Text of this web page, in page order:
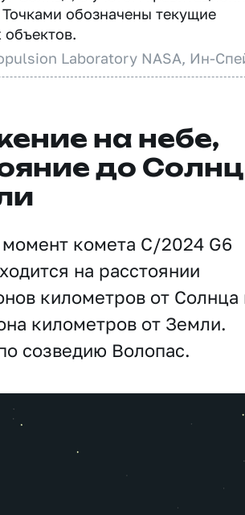
обозначены текущие
объектов.
Laboratory NASA, Ин-
на небе,
до
комета C/2024 G6
на расстоянии
километров от Солнца
километров от Земли.
созведию Волопас.